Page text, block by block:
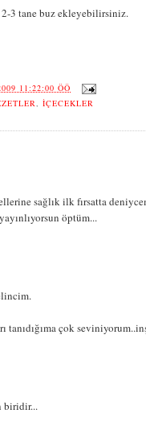
3 tane buz ekleyebilirsiniz.
11:22:00 ÖÖ
,İÇECEKLER
sağlık ilk fırsatta
öptüm...
tanıdığıma çok
biridir...